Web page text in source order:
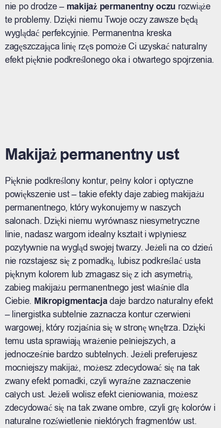
nie po drodze – makijaż permanentny oczu rozwiąże
te problemy. Dzięki niemu Twoje oczy zawsze będą
wyglądać perfekcyjnie. Permanentna kreska
zagęszczająca linię rzęs pomoże Ci uzyskać naturalny
efekt pięknie podkreślonego oka i otwartego spojrzenia.
Makijaż permanentny ust
Pięknie podkreślony kontur, pełny kolor i optyczne
powiększenie ust – takie efekty daje zabieg makijażu
permanentnego, który wykonujemy w naszych
salonach. Dzięki niemu wyrównasz niesymetryczne
linie, nadasz wargom idealny kształt i wpłyniesz
pozytywnie na wygląd swojej twarzy. Jeżeli na co dzień
nie rozstajesz się z pomadką, lubisz podkreślać usta
pięknym kolorem lub zmagasz się z ich asymetrią,
zabieg makijażu permanentnego jest właśnie dla
Ciebie. Mikropigmentacjadaje bardzo naturalny efekt
– linergistka subtelnie zaznacza kontur czerwieni
wargowej, który rozjaśnia się w stronę wnętrza. Dzięki
temu usta sprawiają wrażenie pełniejszych, a
jednocześnie bardzo subtelnych. Jeżeli preferujesz
mocniejszy makijaż, możesz zdecydować się na tak
zwany efekt pomadki, czyli wyraźne zaznaczenie
całych ust. Jeżeli wolisz efekt cieniowania, możesz
zdecydować się na tak zwane ombre, czyli grę kolorów i
naturalne rozświetlenie niektórych fragmentów ust.